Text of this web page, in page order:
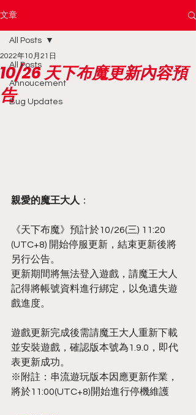
文章
All Posts
Annoucement
Bug Updates
All Posts
10/26 天下布魔更新內容預
告
2022年10月21日
親愛的魔王大人 ：
《天下布魔》預計於10/26(三) 11:20
(UTC+8) 開始停服更新，結束更新後將
另行公告。
更新期間將無法登入遊戲，請魔王大人
記得將帳號資料進行綁定，以免遺失遊
戲進度。
遊戲更新完成後需請魔王大人重新下載
並安裝遊戲，確認版本號為1.9.0，即代
表更新成功。
※附註：串流遊玩版本因應更新作業，
將於11:00(UTC+8)開始進行停機維護